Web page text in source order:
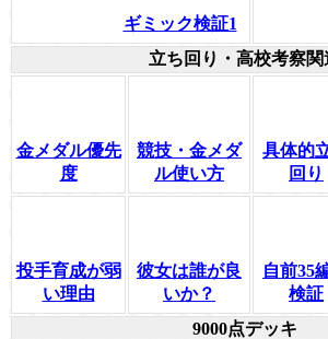
ギミック検証1
立ち回り・高校考察関
金メダル優先
度
競技・金メダ
ル使い方
具体的
回り
投手育成が弱
い理由
彼女は誰が良
いか？
自前35
検証
9000点デッキ